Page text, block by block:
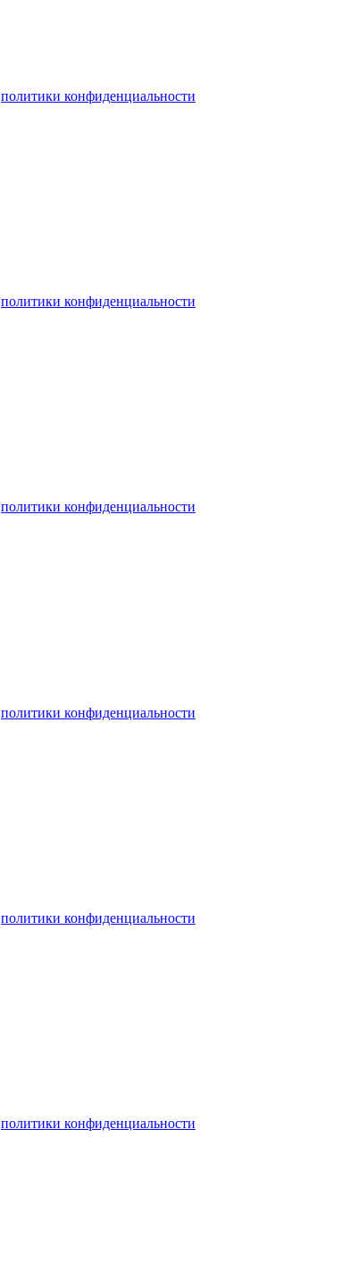
политики конфиденциальности
политики конфиденциальности
политики конфиденциальности
политики конфиденциальности
политики конфиденциальности
политики конфиденциальности